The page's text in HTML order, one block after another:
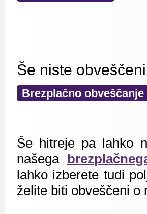
Še niste
Brezplačno
Še hitreje pa lahko
našega
lahko izberete tudi
želite biti obveščeni o